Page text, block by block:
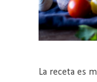
La receta es